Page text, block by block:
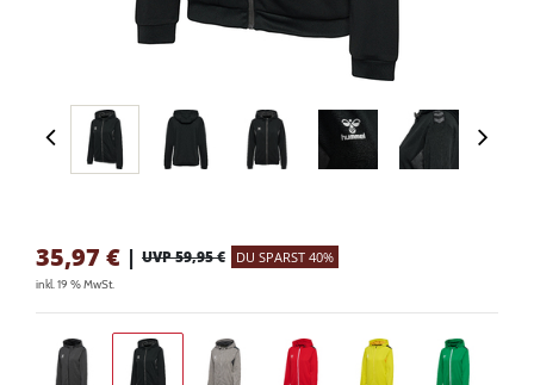
35,97 € | UVP 59,95 € DU SPARST 40%
inkl. 19 % MwSt.